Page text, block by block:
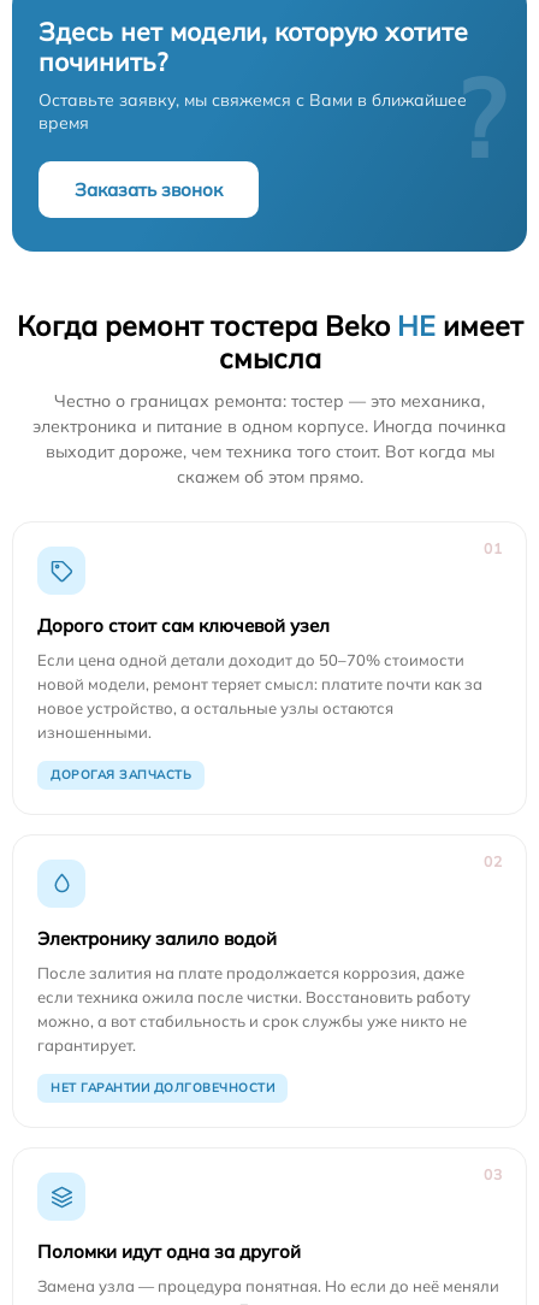
Здесь нет модели, которую хотите
починить?
Оставьте заявку, мы свяжемся с Вами в ближайшее
время
Заказать звонок
?
Когда ремонт тостера Beko НЕимеет
смысла
Честно о границах ремонта: тостер — это механика,
электроника и питание в одном корпусе. Иногда починка
выходит дороже, чем техника того стоит. Вот когда мы
скажем об этом прямо.
01
Дорого стоит сам ключевой узел
Если цена одной детали доходит до 50–70% стоимости
новой модели, ремонт теряет смысл: платите почти как за
новое устройство, а остальные узлы остаются
изношенными.
ДОРОГАЯ ЗАПЧАСТЬ
02
Электронику залило водой
После залития на плате продолжается коррозия, даже
если техника ожила после чистки. Восстановить работу
можно, а вот стабильность и срок службы уже никто не
гарантирует.
НЕТ ГАРАНТИИ ДОЛГОВЕЧНОСТИ
03
Поломки идут одна за другой
Замена узла — процедура понятная. Но если до неё меняли